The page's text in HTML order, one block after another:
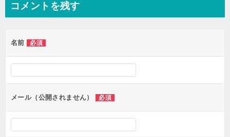
ビ
ー
シ
ン
コメントを残す
名前 必須
メール（公開されません） 必須